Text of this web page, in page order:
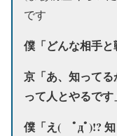
です
僕「どんな相手と
京「あ、知って
って人とやるです
僕「え( ﾟдﾟ)!? 知